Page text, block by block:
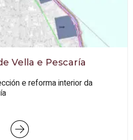
Vella e Pescaría
e reforma interior da